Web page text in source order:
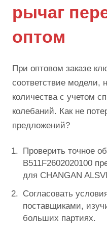
рычаг
оптом
При оптовом заказе
соответствие модели,
количества с учетом
колебаний. Как не
предложений?
Проверить точное
B511F2602020100
для CHANGAN
Согласовать
поставщиками,
больших партиях.